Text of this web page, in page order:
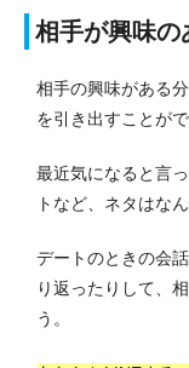
相手が興味の
相手の興味がある
を引き出すことがで
最近気になると言
トなど、ネタはな
デートのときの会
り返ったりして、
う。